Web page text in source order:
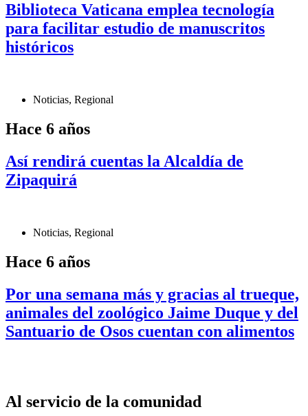
Biblioteca Vaticana emplea tecnología
para facilitar estudio de manuscritos
históricos
Noticias, Regional
Hace 6 años
Así rendirá cuentas la Alcaldía de
Zipaquirá
Noticias, Regional
Hace 6 años
Por una semana más y gracias al trueque,
animales del zoológico Jaime Duque y del
Santuario de Osos cuentan con alimentos
Al servicio de la comunidad